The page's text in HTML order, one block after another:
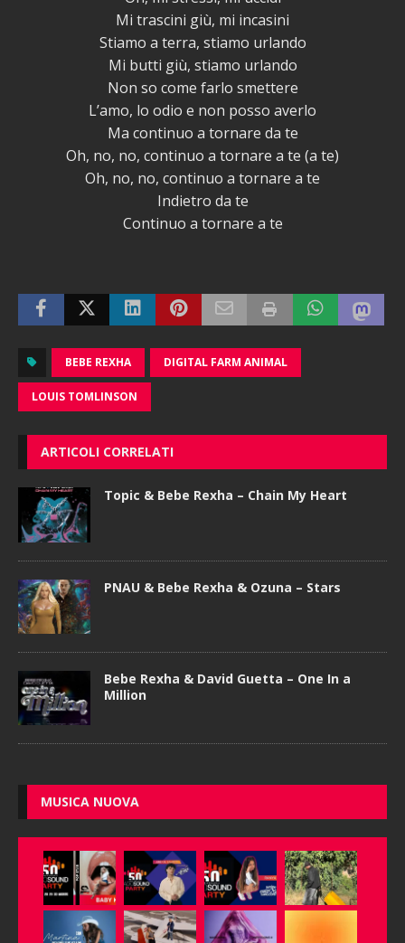
Mi trascini giù, mi incasini
Stiamo a terra, stiamo urlando
Mi butti giù, stiamo urlando
Non so come farlo smettere
L’amo, lo odio e non posso averlo
Ma continuo a tornare da te
Oh, no, no, continuo a tornare a te (a te)
Oh, no, no, continuo a tornare a te
Indietro da te
Continuo a tornare a te
BEBE REXHA DIGITAL FARM ANIMAL
LOUIS TOMLINSON
ARTICOLI CORRELATI
Topic & Bebe Rexha – Chain My Heart
PNAU & Bebe Rexha & Ozuna – Stars
Bebe Rexha & David Guetta – One In a
Million
MUSICA NUOVA